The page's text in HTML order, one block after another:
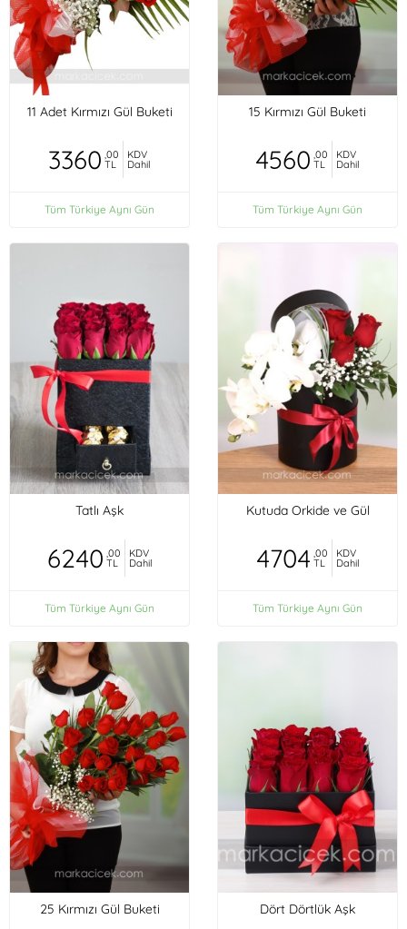
11 Adet Kırmızı Gül Buketi
3360 ,00
TL
KDV
Dahil
Tüm Türkiye Aynı Gün
15 Kırmızı Gül Buketi
4560 ,00
TL
KDV
Dahil
Tüm Türkiye Aynı Gün
Tatlı Aşk
6240 ,00
TL
KDV
Dahil
Tüm Türkiye Aynı Gün
Kutuda Orkide ve Gül
4704 ,00
TL
KDV
Dahil
Tüm Türkiye Aynı Gün
25 Kırmızı Gül Buketi Dört Dörtlük Aşk